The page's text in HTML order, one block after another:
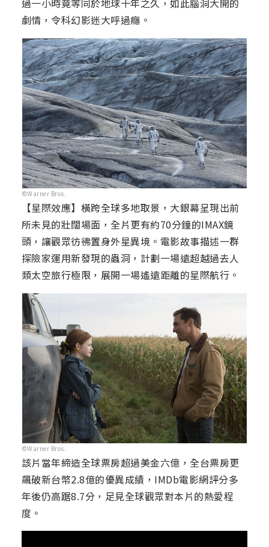
過一小時竟等同於地球十年之久，如此腦洞大開的
劇情，令科幻影迷大呼過癮。
©Warner Bros.
【星際效應】橫跨全球多地取景，大銀幕呈現出前
所未見的壯闊場面，全片更有約70分鐘的IMAX鏡
頭，讓觀眾彷彿置身外星異境。電影故事描述一群
探險家運用新發現的蟲洞，計劃一場遠超越過去人
類太空旅行極限，展開一場遙遠距離的星際航行。
©Warner Bros.
該片當年締造全球票房超過美金六億，全台票房更
飆破新台幣2.8億的優異成績，IMDb電影網評分多
年後仍高踞8.7分，足見全球觀眾對本片的熱愛程
度。